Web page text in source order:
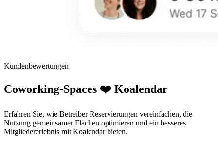
Kundenbewertungen
Coworking-Spaces ❤️ Koalendar
Erfahren Sie, wie Betreiber Reservierungen vereinfachen, die
Nutzung gemeinsamer Flächen optimieren und ein besseres
Mitgliedererlebnis mit Koalendar bieten.